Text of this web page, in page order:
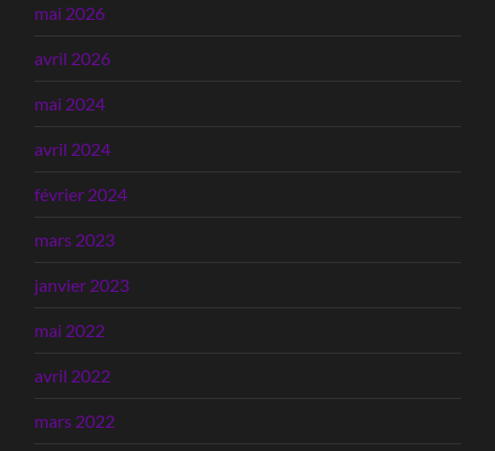
mai 2026
avril 2026
mai 2024
avril 2024
février 2024
mars 2023
janvier 2023
mai 2022
avril 2022
mars 2022